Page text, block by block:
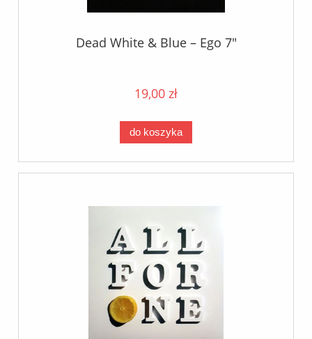
Dead White & Blue – Ego 7"
19,00 zł
do koszyka